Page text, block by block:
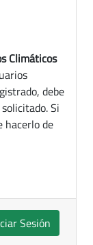
Climáticos
debe
Si
hacerlo de
Sesión